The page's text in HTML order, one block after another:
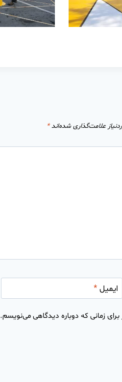
علامت‌گذاری شده‌اند*
ایمیل *
زمانی که دوباره دیدگاهی می‌نویسم.